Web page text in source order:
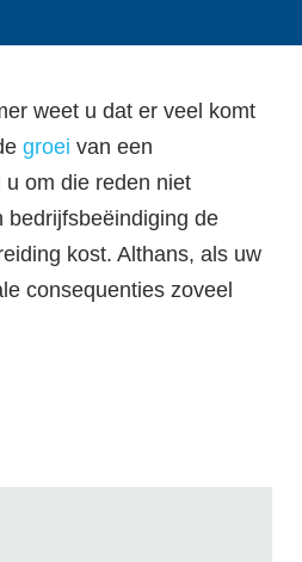
weet u dat er veel komt
groei van een
om die reden niet
bedrijfsbeëindiging de
kost. Althans, als uw
consequenties zoveel